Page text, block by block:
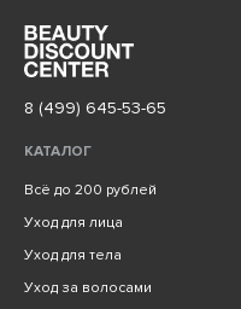
8 (499) 645-53-65
КАТАЛОГ
Всё до 200 рублей
Уход для лица
Уход для тела
Уход за волосами